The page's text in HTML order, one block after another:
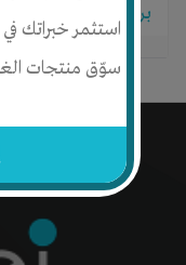
استثمر خبراتك
سوّق منتجات
برجاء تسجيل الدخول